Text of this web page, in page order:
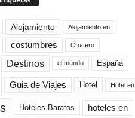
Alojamiento Alojamiento en
costumbres Crucero
Destinos el mundo España
Guia de Viajes Hotel Hotel en
Hoteles Baratos hoteles en